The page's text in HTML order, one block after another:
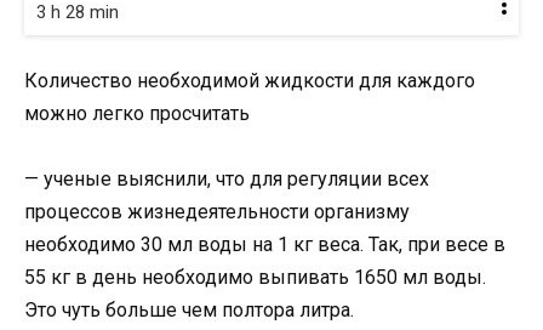
3 h 28 min
Количество необходимой жидкости для каждого
можно легко просчитать
— ученые выяснили, что для регуляции всех
процессов жизнедеятельности организму
необходимо 30 мл воды на 1 кг веса. Так, при весе в
55 кг в день необходимо выпивать 1650 мл воды.
Это чуть больше чем полтора литра.